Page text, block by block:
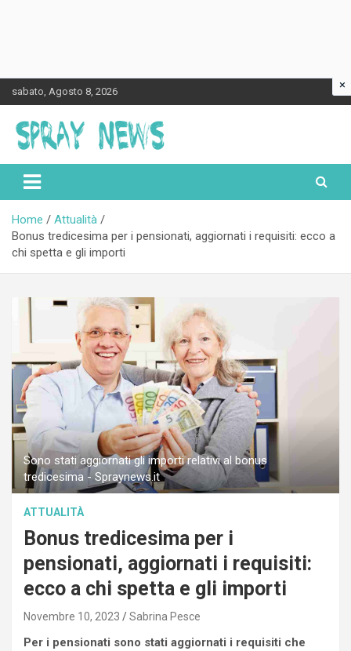
to
content
sabato, Agosto 8, 2026
Spraynews.it
Home
Attualità
Bonus tredicesima per i pensionati, aggiornati i requisiti: ecco a
chi spetta e gli importi
Sono stati aggiornati gli importi relativi al bonus
tredicesima - Spraynews.it
ATTUALITÀ
Bonus tredicesima per i
pensionati, aggiornati i requisiti:
ecco a chi spetta e gli importi
Novembre 10, 2023 Sabrina Pesce
Per i pensionati sono stati aggiornati i requisiti che
×